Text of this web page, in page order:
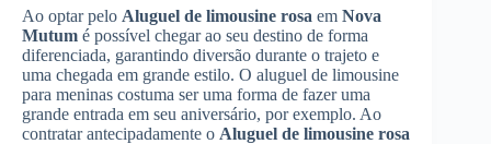
Ao optar pelo Aluguel de limousine rosa em Nova
Mutum é possível chegar ao seu destino de forma
diferenciada, garantindo diversão durante o trajeto e
uma chegada em grande estilo. O aluguel de limousine
para meninas costuma ser uma forma de fazer uma
grande entrada em seu aniversário, por exemplo. Ao
contratar antecipadamente o Aluguel de limousine rosa